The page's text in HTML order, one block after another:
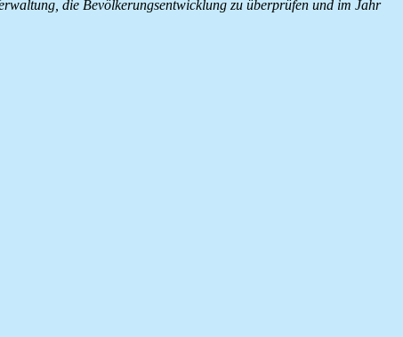
die Bevölkerungsentwicklung zu überprüfen und im Jahr